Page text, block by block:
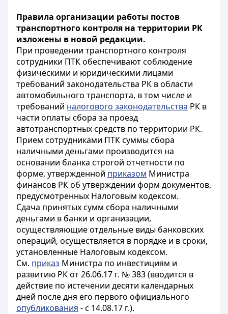
Правила организации работы постов
транспортного контроля на территории РК
изложены в новой редакции.
При проведении транспортного контроля
сотрудники ПТК обеспечивают соблюдение
физическими и юридическими лицами
требований законодательства РК в области
автомобильного транспорта, в том числе и
требований налогового законодательства РК в
части оплаты сбора за проезд
автотранспортных средств по территории РК.
Прием сотрудниками ПТК суммы сбора
наличными деньгами производится на
основании бланка строгой отчетности по
форме, утвержденной приказом Министра
финансов РК об утверждении форм документов,
предусмотренных Налоговым кодексом.
Сдача принятых сумм сбора наличными
деньгами в банки и организации,
осуществляющие отдельные виды банковских
операций, осуществляется в порядке и в сроки,
установленные Налоговым кодексом.
См. приказ Министра по инвестициям и
развитию РК от 26.06.17 г. № 383 (вводится в
действие по истечении десяти календарных
дней после дня его первого официального
опубликования - с 14.08.17 г.).